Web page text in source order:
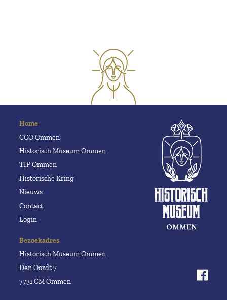
Bezoekadres
Historisch Museum Ommen
Den Oordt 7
7731 CM Ommen
Home
CCO Ommen
Historisch Museum Ommen
TIP Ommen
Historische Kring
Nieuws
Contact
Login